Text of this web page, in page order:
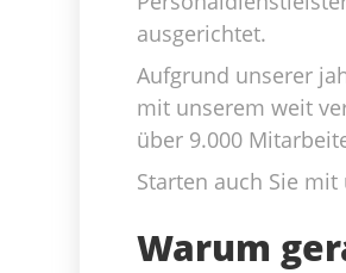
ausgerichtet.
Aufgrund unserer
mit unserem weit
über 9.000
Starten auch Sie
Warum